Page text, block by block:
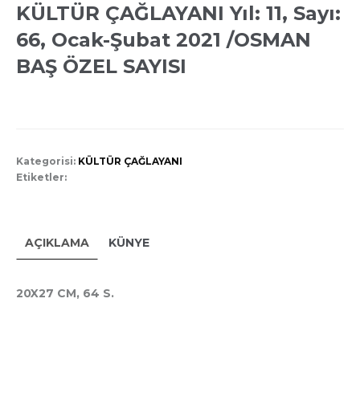
KÜLTÜR ÇAĞLAYANI Yıl: 11, Sayı:
66, Ocak-Şubat 2021 /OSMAN
BAŞ ÖZEL SAYISI
Kategorisi: KÜLTÜR ÇAĞLAYANI
Etiketler:
AÇIKLAMA KÜNYE
20X27 CM, 64 S.